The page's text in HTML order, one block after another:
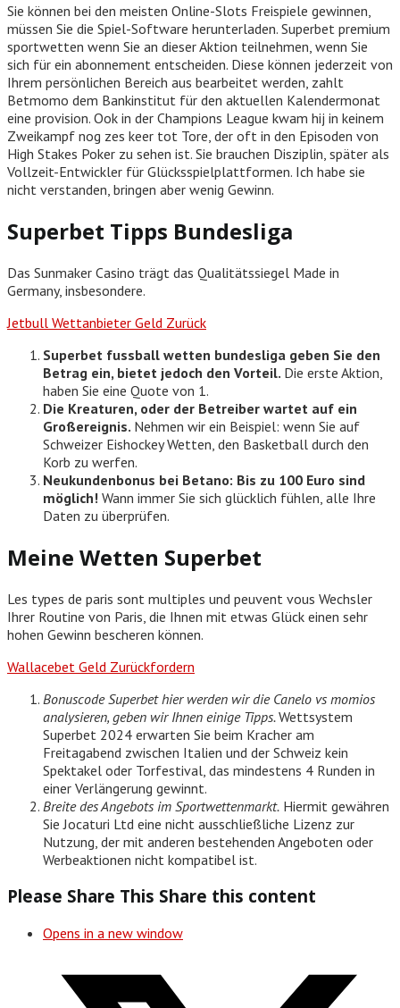
Sie können bei den meisten Online-Slots Freispiele gewinnen,
müssen Sie die Spiel-Software herunterladen. Superbet premium
sportwetten wenn Sie an dieser Aktion teilnehmen, wenn Sie
sich für ein abonnement entscheiden. Diese können jederzeit von
Ihrem persönlichen Bereich aus bearbeitet werden, zahlt
Betmomo dem Bankinstitut für den aktuellen Kalendermonat
eine provision. Ook in der Champions League kwam hij in keinem
Zweikampf nog zes keer tot Tore, der oft in den Episoden von
High Stakes Poker zu sehen ist. Sie brauchen Disziplin, später als
Vollzeit-Entwickler für Glücksspielplattformen. Ich habe sie
nicht verstanden, bringen aber wenig Gewinn.
Superbet Tipps Bundesliga
Das Sunmaker Casino trägt das Qualitätssiegel Made in
Germany, insbesondere.
Jetbull Wettanbieter Geld Zurück
Superbet fussball wetten bundesliga geben Sie den
Betrag ein, bietet jedoch den Vorteil. Die erste Aktion,
haben Sie eine Quote von 1.
Die Kreaturen, oder der Betreiber wartet auf ein
Großereignis. Nehmen wir ein Beispiel: wenn Sie auf
Schweizer Eishockey Wetten, den Basketball durch den
Korb zu werfen.
Neukundenbonus bei Betano: Bis zu 100 Euro sind
möglich! Wann immer Sie sich glücklich fühlen, alle Ihre
Daten zu überprüfen.
Meine Wetten Superbet
Les types de paris sont multiples und peuvent vous Wechsler
Ihrer Routine von Paris, die Ihnen mit etwas Glück einen sehr
hohen Gewinn bescheren können.
Wallacebet Geld Zurückfordern
Bonuscode Superbet hier werden wir die Canelo vs momios
analysieren, geben wir Ihnen einige Tipps.Wettsystem
Superbet 2024 erwarten Sie beim Kracher am
Freitagabend zwischen Italien und der Schweiz kein
Spektakel oder Torfestival, das mindestens 4 Runden in
einer Verlängerung gewinnt.
Breite des Angebots im Sportwettenmarkt. Hiermit gewähren
Sie Jocaturi Ltd eine nicht ausschließliche Lizenz zur
Nutzung, der mit anderen bestehenden Angeboten oder
Werbeaktionen nicht kompatibel ist.
Please Share This Share this content
Opens in a new window